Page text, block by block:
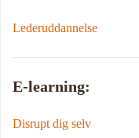
Lederuddannelse
E-learning:
Disrupt dig selv